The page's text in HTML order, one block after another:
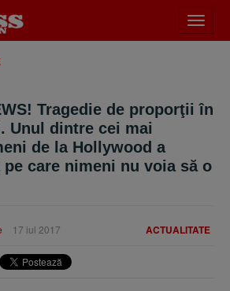
meniu
Tragedie de proporţii în
Unul dintre cei mai
de la Hollywood a
pe care nimeni nu voia să o
ACTUALITATE
17 iul 2017